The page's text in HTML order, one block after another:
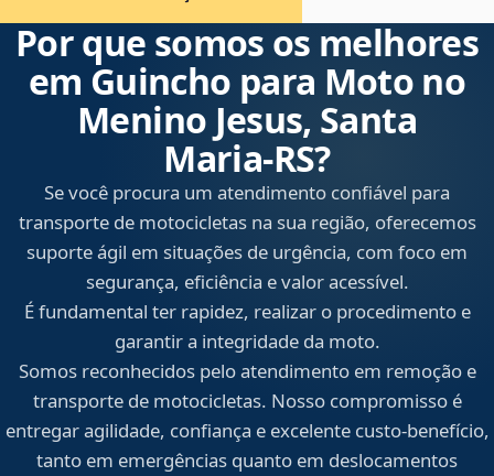
Por que somos os melhores
em Guincho para Moto no
Menino Jesus, Santa
Maria‑RS?
Se você procura um atendimento confiável para
transporte de motocicletas na sua região, oferecemos
suporte ágil em situações de urgência, com foco em
segurança, eficiência e valor acessível.
É fundamental ter rapidez, realizar o procedimento e
garantir a integridade da moto.
Somos reconhecidos pelo atendimento em remoção e
transporte de motocicletas. Nosso compromisso é
entregar agilidade, confiança e excelente custo-benefício,
tanto em emergências quanto em deslocamentos